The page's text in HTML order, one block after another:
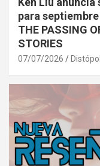
para
THE PASSING
STORIES
07/07/2026